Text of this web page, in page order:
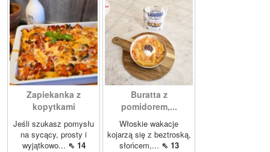
Zapiekanka z
kopytkami
Jeśli szukasz pomysłu
na sycący, prosty i
wyjątkowo... ⇖ 14
Buratta z
pomidorem,...
Włoskie wakacje
kojarzą się z beztroską,
słońcem,... ⇖ 13